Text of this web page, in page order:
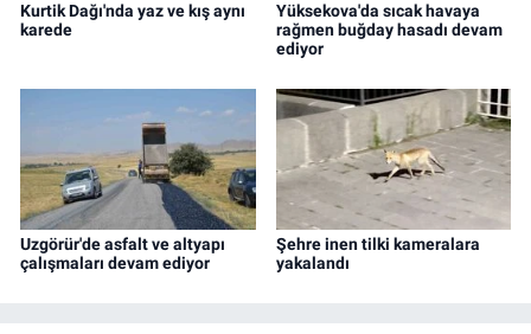
Kurtik Dağı'nda yaz ve kış aynı
karede
Yüksekova'da sıcak havaya
rağmen buğday hasadı devam
ediyor
Uzgörür'de asfalt ve altyapı
çalışmaları devam ediyor
Şehre inen tilki kameralara
yakalandı